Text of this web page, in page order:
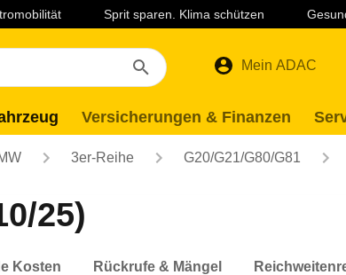
Sprit sparen. Klima schützen
Mein ADAC
Versicherungen & Finanzen
3er-Reihe G20/G21/G80/G81
25)
Kosten Rückrufe & Mängel